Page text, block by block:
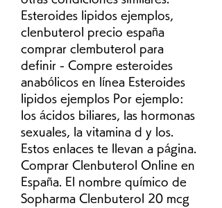
Esteroides lipidos ejemplos,
clenbuterol precio españa
comprar clembuterol para
definir - Compre esteroides
anabólicos en línea Esteroides
lipidos ejemplos Por ejemplo:
los ácidos biliares, las hormonas
sexuales, la vitamina d y los.
Estos enlaces te llevan a página.
Comprar Clenbuterol Online en
España. El nombre químico de
Sopharma Clenbuterol 20 mcg